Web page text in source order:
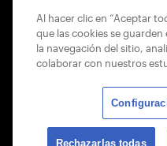
© 2026 USTA
Al hacer clic en “Aceptar
que las cookies se
la navegación del sitio,
colaborar con nuestros
Rechazarlas todas